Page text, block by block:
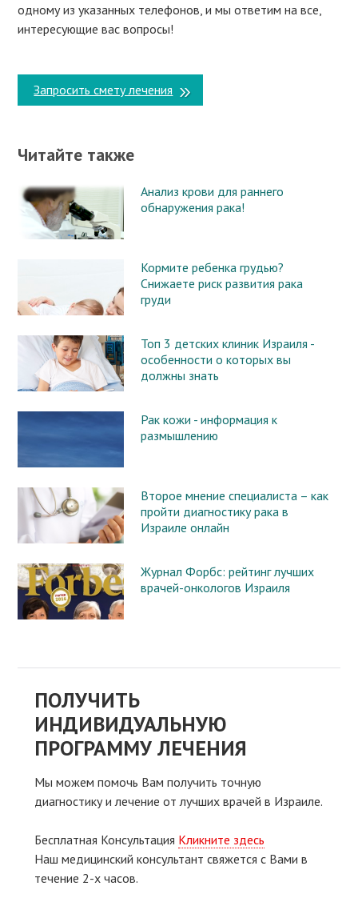
одному из указанных телефонов, и мы ответим на все,
интересующие вас вопросы!
Запросить смету лечения
Читайте также
Анализ крови для раннего
обнаружения рака!
Кормите ребенка грудью?
Снижаете риск развития рака
груди
Топ 3 детских клиник Израиля -
особенности о которых вы
должны знать
Рак кожи - информация к
размышлению
Второе мнение специалиста – как
пройти диагностику рака в
Израиле онлайн
Журнал Форбс: рейтинг лучших
врачей-онкологов Израиля
ПОЛУЧИТЬ
ИНДИВИДУАЛЬНУЮ
ПРОГРАММУ ЛЕЧЕНИЯ
Мы можем помочь Вам получить точную
диагностику и лечение от лучших врачей в Израиле.
Бесплатная Консультация Кликните здесь
Наш медицинский консультант свяжeтся с Вами в
течение 2-х часов.